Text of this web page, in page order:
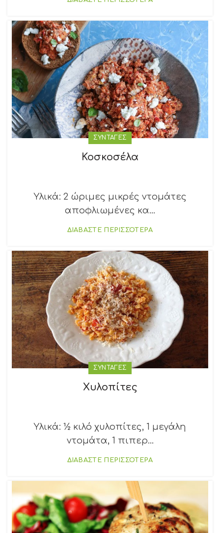
ΣΥΝΤΑΓΕΣ
Κοσκοσέλα
Υλικά: 2 ώριμες μικρές ντομάτες
αποφλιωμένες κα...
ΔΙΑΒΑΣΤΕ ΠΕΡΙΣΣΟΤΕΡΑ
ΣΥΝΤΑΓΕΣ
Χυλοπίτες
Υλικά: ½ κιλό χυλοπίτες, 1 μεγάλη
ντομάτα, 1 πιπερ...
ΔΙΑΒΑΣΤΕ ΠΕΡΙΣΣΟΤΕΡΑ